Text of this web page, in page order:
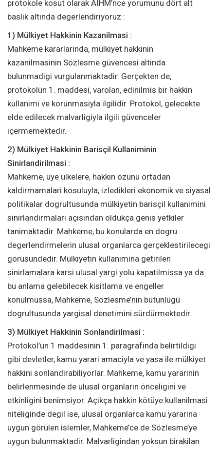
protokole kosut olarak AIHM’nce yorumunu dört alt
baslik altinda degerlendiriyoruz :
1) Mülkiyet Hakkinin Kazanilmasi :
Mahkeme kararlarinda, mülkiyet hakkinin
kazanilmasinin Sözlesme güvencesi altinda
bulunmadigi vurgulanmaktadir. Gerçekten de,
protokolün 1. maddesi, varolan, edinilmis bir hakkin
kullanimi ve korunmasiyla ilgilidir. Protokol, gelecekte
elde edilecek malvarligiyla ilgili güvenceler
içermemektedir.
2) Mülkiyet Hakkinin Barisçil Kullaniminin
Sinirlandirilmasi :
Mahkeme, üye ülkelere, hakkin özünü ortadan
kaldirmamalari kosuluyla, izledikleri ekonomik ve siyasal
politikalar dogrultusunda mülkiyetin barisçil kullanimini
sinirlandirmalari açisindan oldukça genis yetkiler
tanimaktadir. Mahkeme, bu konularda en dogru
degerlendirmelerin ulusal organlarca gerçeklestirilecegi
görüsündedir. Mülkiyetin kullanimina getirilen
sinirlamalara karsi ulusal yargi yolu kapatilmissa ya da
bu anlama gelebilecek kisitlama ve engeller
konulmussa, Mahkeme, Sözlesme’nin bütünlügü
dogrultusunda yargisal denetimini sürdürmektedir.
3) Mülkiyet Hakkinin Sonlandirilmasi :
Protokol’ün 1 maddesinin 1. paragrafinda belirtildigi
gibi devletler, kamu yarari amaciyla ve yasa ile mülkiyet
hakkini sonlandirabiliyorlar. Mahkeme, kamu yararinin
belirlenmesinde de ulusal organlarin önceligini ve
etkinligini benimsiyor. Açikça hakkin kötüye kullanilmasi
niteliginde degil ise, ulusal organlarca kamu yararina
uygun görülen islemler, Mahkeme’ce de Sözlesme’ye
uygun bulunmaktadir. Malvarligindan yoksun birakilan